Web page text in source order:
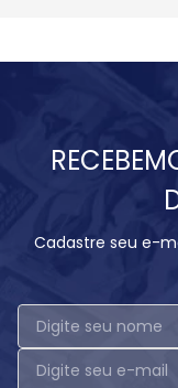
Cadastre seu e-